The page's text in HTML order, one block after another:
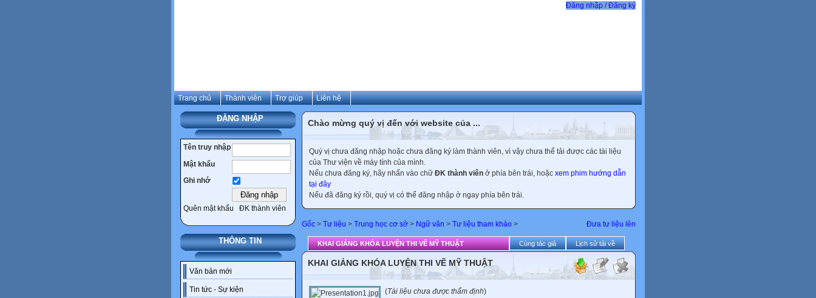
Đăng nhập / Đăng ký
Trang chủ Thành viên Trợ giúp Liên hệ
ĐĂNG NHẬP
Tên truy nhập
Mật khẩu
Ghi nhớ
Quên mật khẩu ĐK thành viên
THÔNG TIN
Văn bản mới
Tin tức - Sự kiện
Chào mừng quý vị đến với website của ...
Quý vị chưa đăng nhập hoặc chưa đăng ký làm thành viên, vì vậy chưa thể tải được các tài liệu
của Thư viện về máy tính của mình.
Nếu chưa đăng ký, hãy nhấn vào chữ ĐK thành viên ở phía bên trái, hoặc xem phim hướng dẫn
tại đây
Nếu đã đăng ký rồi, quý vị có thể đăng nhập ở ngay phía bên trái.
Đưa tư liệu lên
Gốc > Tư liệu > Trung học cơ sở > Ngữ văn > Tư liệu tham khảo >
KHAI GIẢNG KHÓA LUYỆN THI VẼ MỸ THUẬT Cùng tác giả Lịch sử tải về
KHAI GIẢNG KHÓA LUYỆN THI VẼ MỸ THUẬT
(Tài liệu chưa được thẩm định)